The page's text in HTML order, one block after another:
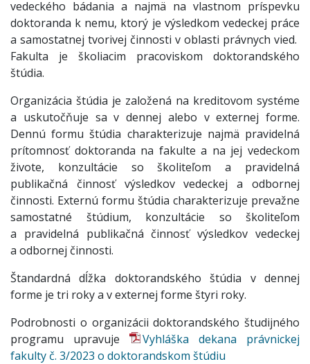
vedeckého bádania a najmä na vlastnom príspevku
doktoranda k nemu, ktorý je výsledkom vedeckej práce
a samostatnej tvorivej činnosti v oblasti právnych vied.
Fakulta je školiacim pracoviskom doktorandského
štúdia.
Organizácia štúdia je založená na kreditovom systéme
a uskutočňuje sa v dennej alebo v externej forme.
Dennú formu štúdia charakterizuje najmä pravidelná
prítomnosť doktoranda na fakulte a na jej vedeckom
živote, konzultácie so školiteľom a pravidelná
publikačná činnosť výsledkov vedeckej a odbornej
činnosti. Externú formu štúdia charakterizuje prevažne
samostatné štúdium, konzultácie so školiteľom
a pravidelná publikačná činnosť výsledkov vedeckej
a odbornej činnosti.
Štandardná dĺžka doktorandského štúdia v dennej
forme je tri roky a v externej forme štyri roky.
Podrobnosti o organizácii doktorandského študijného
programu upravuje
Vyhláška dekana právnickej
fakulty č. 3/2023 o doktorandskom štúdiu